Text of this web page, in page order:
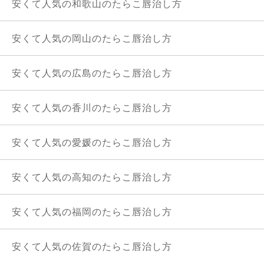
安くて人気の和歌山のたらこ唇治し方
安くて人気の岡山のたらこ唇治し方
安くて人気の広島のたらこ唇治し方
安くて人気の香川のたらこ唇治し方
安くて人気の愛媛のたらこ唇治し方
安くて人気の高知のたらこ唇治し方
安くて人気の福岡のたらこ唇治し方
安くて人気の佐賀のたらこ唇治し方